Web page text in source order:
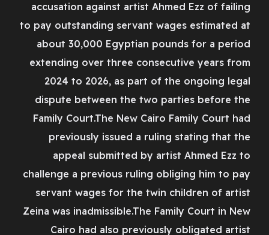
accusation against artist Ahmed Ezz of failing
to pay outstanding servant wages estimated at
about 30,000 Egyptian pounds for a period
extending over three consecutive years from
2024 to 2026, as part of the ongoing legal
dispute between the two parties before the
Family Court.The New Cairo Family Court had
previously issued a ruling stating that the
appeal submitted by artist Ahmed Ezz to
challenge a previous ruling obliging him to pay
servant wages for the twin children of artist
Zeina was inadmissible.The Family Court in New
Cairo had also previously obligated artist